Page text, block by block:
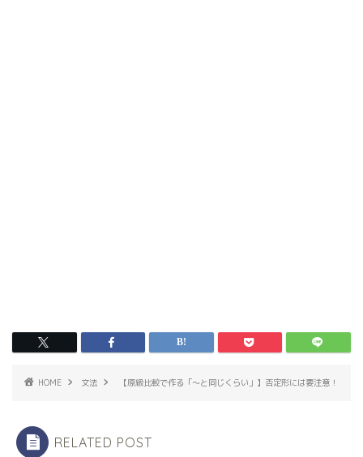
HOME 文法 【原級比較で作る「〜と同じくらい」】否定形には要注意！
RELATED POST